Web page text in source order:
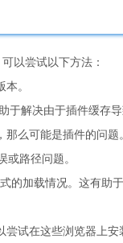
以尝试以下方法：
。
解决由于插件缓存导
么可能是插件的问题。
路径问题。
加载情况。这有助于
试在这些浏览器上安